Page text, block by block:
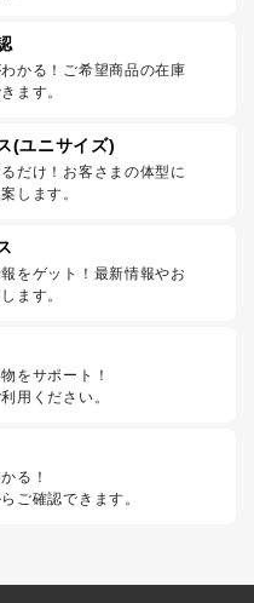
かる！ご希望商品の在庫
ます。
(ユニサイズ)
だけ！お客さまの体型に
します。
をゲット！最新情報やお
ます。
をサポート！
用ください。
る！
ご確認できます。